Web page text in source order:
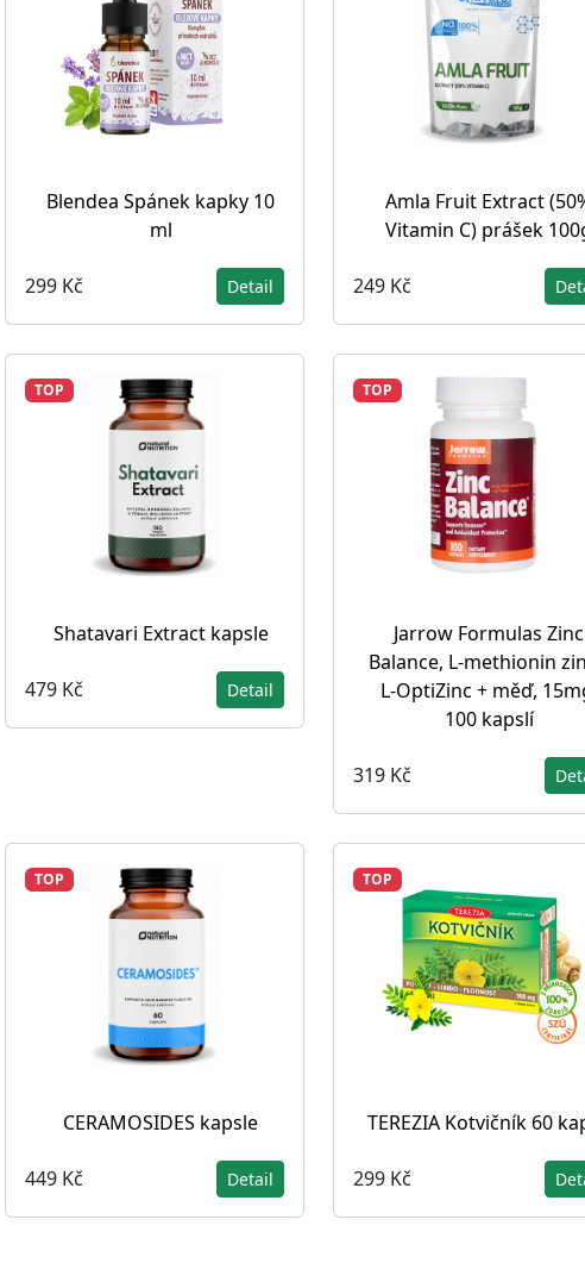
Blendea Spánek kapky 10
ml
299 Kč Detail
Amla Fruit Extract
Vitamin C) prášek
249 Kč
TOP
Shatavari Extract kapsle
479 Kč Detail
TOP
Jarrow Formulas Zinc
Balance, L-methionin
L-OptiZinc + měď,
100 kapslí
319 Kč
TOP
CERAMOSIDES kapsle
449 Kč Detail
TOP
TEREZIA Kotvičník 60
299 Kč